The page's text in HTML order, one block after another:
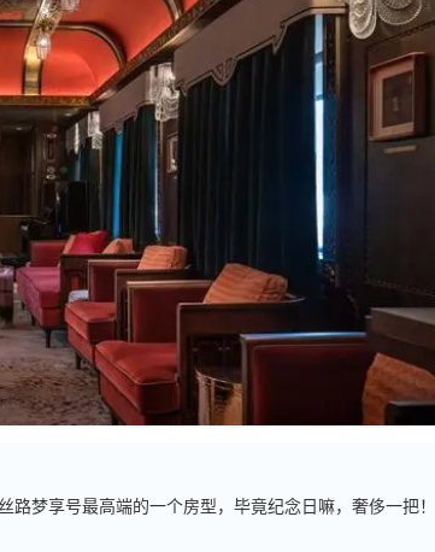
路梦享号最高端的一个房型，毕竟纪念日嘛，奢侈一把！